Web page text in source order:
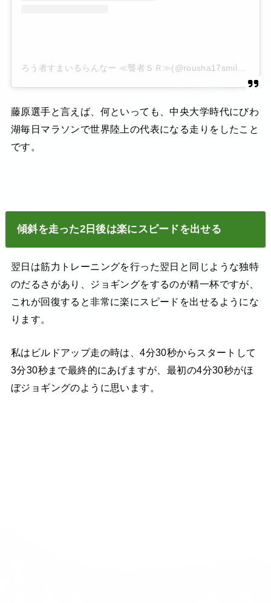
藤原選手と言えば、何といっても、中央大学時代にびわ
湖毎日マラソンで世界陸上の代表になる走りをしたこと
です。
傾斜を走った2日後は楽にスピードを出せる
翌日は筋力トレーニングを行った翌日と同じような独特
のだるさがあり、ジョギングをするのが精一杯ですが、
これが回復すると非常に楽にスピードを出せるようにな
ります。
私はビルドアップ走の時は、4分30秒からスタートして
3分30秒まで最終的にあげますが、最初の4分30秒がほ
ぼジョギングのように思います。